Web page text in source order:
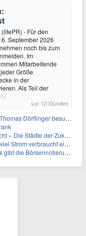
- Für den
September 2026
noch bis zum
Im
Mitarbeitende
Größe
in der
Als Teil der
vor 12 Stunden
Handwerksbetrieb im Kammerbezirk Freiburg
der Zukunft sind grün-blau
ein Aufzug im Gebäude
an der Frankfurter Wertpapierbörse bekannt